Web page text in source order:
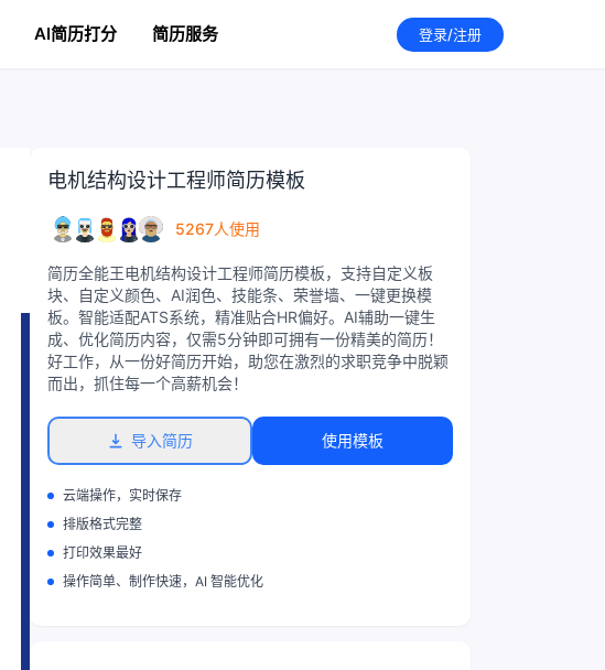
AI简历打分 简历服务 登录/注册
电机结构设计工程师简历模板
5267人使用
简历全能王电机结构设计工程师简历模板，支持自定义板
块、自定义颜色、AI润色、技能条、荣誉墙、一键更换模
板。智能适配ATS系统，精准贴合HR偏好。AI辅助一键生
成、优化简历内容，仅需5分钟即可拥有一份精美的简历！
好工作，从一份好简历开始，助您在激烈的求职竞争中脱颖
而出，抓住每一个高薪机会！
导入简历 使用模板
云端操作，实时保存
排版格式完整
打印效果最好
操作简单、制作快速，AI 智能优化